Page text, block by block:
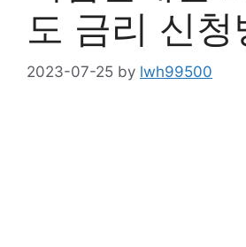
도 금리 신청
2023-07-25 by lwh99500